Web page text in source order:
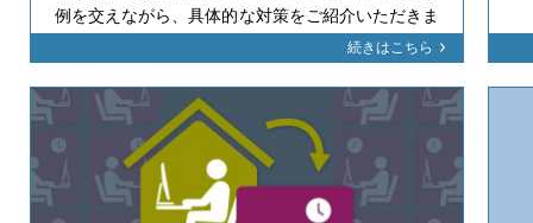
例を交えながら、具体的な対策をご紹介いただきま
続きはこちら